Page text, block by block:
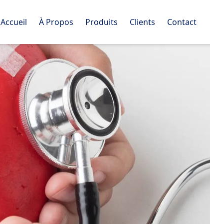
Accueil À Propos Produits Clients Contact